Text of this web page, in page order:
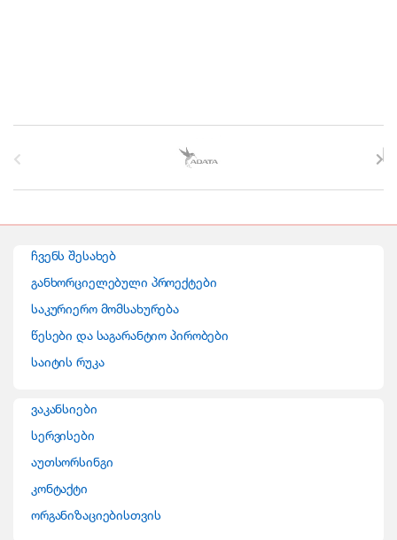
ჩვენს შესახებ
განხორციელებული პროექტები
საკურიერო მომსახურება
წესები და საგარანტიო პირობები
საიტის რუკა
ვაკანსიები
სერვისები
აუთსორსინგი
კონტაქტი
ორგანიზაციებისთვის